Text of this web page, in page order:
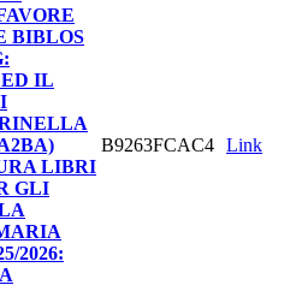
BIBLOS
ED IL
LIBRI
GLI
2026:
B9263FCAC4 Link